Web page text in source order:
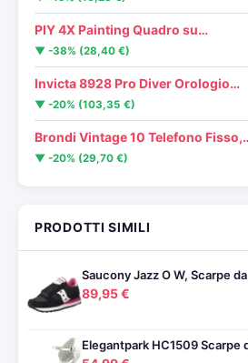
PIY 4X Painting Quadro su…
▼ -38% (28,40 €)
Invicta 8928 Pro Diver Orologio…
▼ -20% (103,35 €)
Brondi Vintage 10 Telefono
▼ -20% (29,70 €)
PRODOTTI SIMILI
Saucony Jazz O W, Scarpe
89,95 €
Elegantpark HC1509 Scarpe